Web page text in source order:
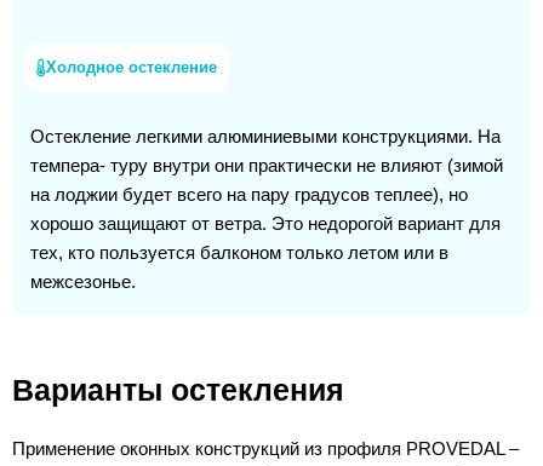
Холодное остекление
Остекление легкими алюминиевыми конструкциями. На
темпера- туру внутри они практически не влияют (зимой
на лоджии будет всего на пару градусов теплее), но
хорошо защищают от ветра. Это недорогой вариант для
тех, кто пользуется балконом только летом или в
межсезонье.
Варианты остекления
Применение оконных конструкций из профиля PROVEDAL –